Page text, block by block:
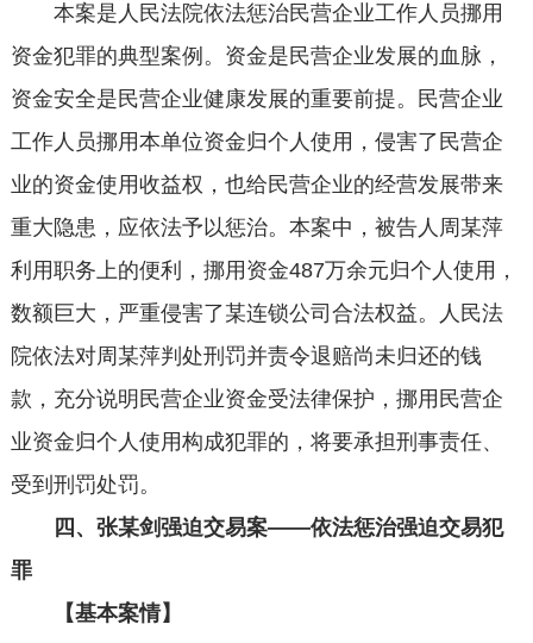
本案是人民法院依法惩治民营企业工作人员挪用
资金犯罪的典型案例。资金是民营企业发展的血脉，
资金安全是民营企业健康发展的重要前提。民营企业
工作人员挪用本单位资金归个人使用，侵害了民营企
业的资金使用收益权，也给民营企业的经营发展带来
重大隐患，应依法予以惩治。本案中，被告人周某萍
利用职务上的便利，挪用资金487万余元归个人使用，
数额巨大，严重侵害了某连锁公司合法权益。人民法
院依法对周某萍判处刑罚并责令退赔尚未归还的钱
款，充分说明民营企业资金受法律保护，挪用民营企
业资金归个人使用构成犯罪的，将要承担刑事责任、
受到刑罚处罚。
四、张某剑强迫交易案——依法惩治强迫交易犯
罪
【基本案情】